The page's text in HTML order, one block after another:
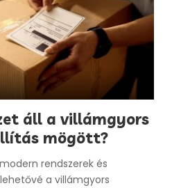
áll a villámgyors
mögött?
rendszerek és
a villámgyors